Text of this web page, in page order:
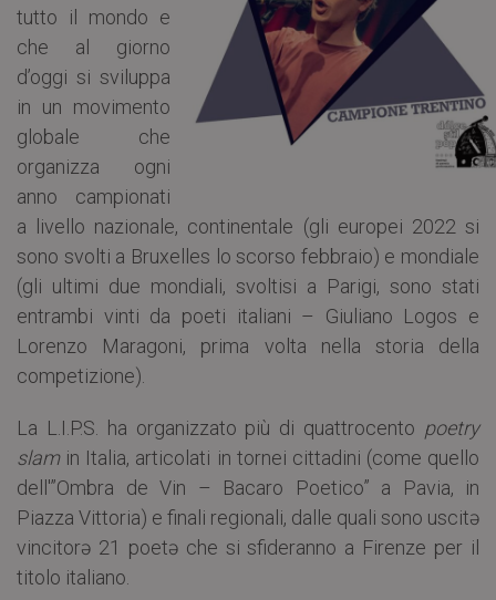
tutto il mondo e
che al giorno
d’oggi si sviluppa
in un movimento
globale che
organizza ogni
anno campionati
a livello nazionale, continentale (gli europei 2022 si
sono svolti a Bruxelles lo scorso febbraio) e mondiale
(gli ultimi due mondiali, svoltisi a Parigi, sono stati
entrambi vinti da poeti italiani – Giuliano Logos e
Lorenzo Maragoni, prima volta nella storia della
competizione).
La L.I.P.S. ha organizzato più di quattrocento poetry
slamin Italia, articolati in tornei cittadini (come quello
dell'”Ombra de Vin – Bacaro Poetico” a Pavia, in
Piazza Vittoria) e finali regionali, dalle quali sono uscitə
vincitorə 21 poetə che si sfideranno a Firenze per il
titolo italiano.